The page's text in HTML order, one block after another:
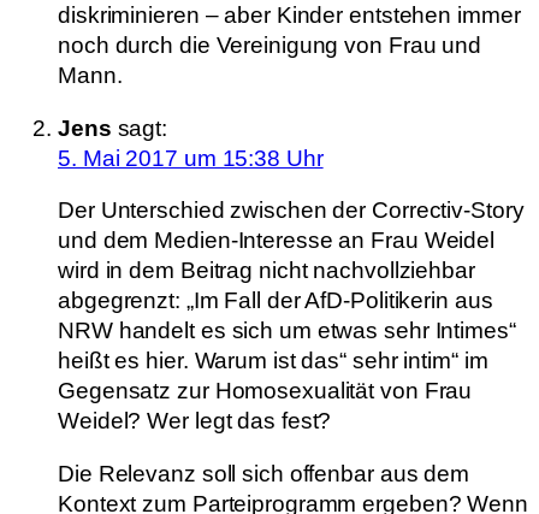
diskriminieren – aber Kinder entstehen immer
noch durch die Vereinigung von Frau und
Mann.
Jens sagt:
5. Mai 2017 um 15:38 Uhr
Der Unterschied zwischen der Correctiv-Story
und dem Medien-Interesse an Frau Weidel
wird in dem Beitrag nicht nachvollziehbar
abgegrenzt: „Im Fall der AfD-Politikerin aus
NRW handelt es sich um etwas sehr Intimes“
heißt es hier. Warum ist das“ sehr intim“ im
Gegensatz zur Homosexualität von Frau
Weidel? Wer legt das fest?
Die Relevanz soll sich offenbar aus dem
Kontext zum Parteiprogramm ergeben? Wenn